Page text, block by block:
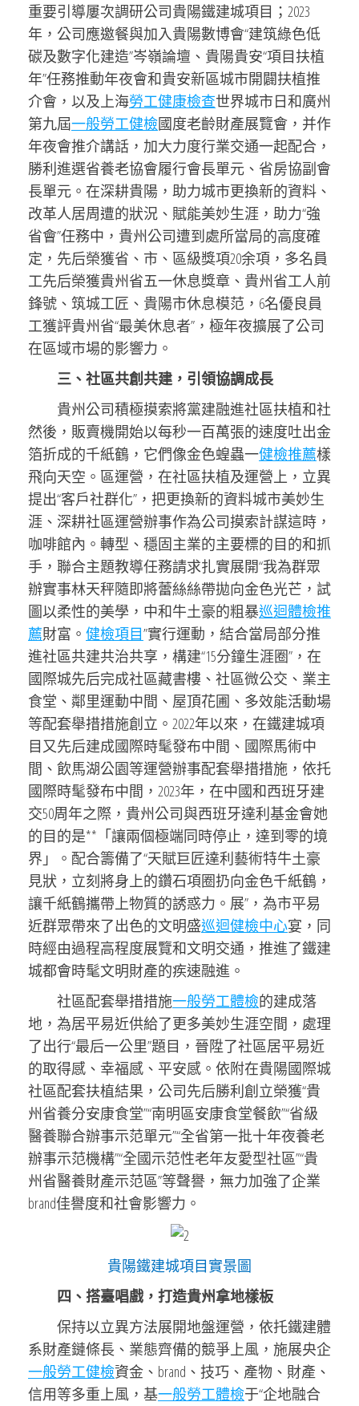
重要引導屢次調研公司貴陽鐵建城項目；2023
年，公司應邀餐與加入貴陽數博會“建筑綠色低
碳及數字化建造”岑嶺論壇、貴陽貴安“項目扶植
年”任務推動年夜會和貴安新區城市開闢扶植推
介會，以及上海勞工健康檢查世界城市日和廣州
第九屆一般勞工健檢國度老齡財產展覽會，并作
年夜會推介講話，加大力度行業交通一起配合，
勝利進選省養老協會履行會長單元、省房協副會
長單元。在深耕貴陽，助力城市更換新的資料、
改革人居周遭的狀況、賦能美妙生涯，助力“強
省會”任務中，貴州公司遭到處所當局的高度確
定，先后榮獲省、市、區級獎項20余項，多名員
工先后榮獲貴州省五一休息獎章、貴州省工人前
鋒號、筑城工匠、貴陽市休息模范，6名優良員
工獲評貴州省“最美休息者”，極年夜擴展了公司
在區域市場的影響力。
三、社區共創共建，引領協調成長
貴州公司積極摸索將黨建融進社區扶植和社
然後，販賣機開始以每秒一百萬張的速度吐出金
箔折成的千紙鶴，它們像金色蝗蟲一健檢推薦樣
飛向天空。區運營，在社區扶植及運營上，立異
提出“客戶社群化”，把更換新的資料城市美妙生
涯、深耕社區運營辦事作為公司摸索計謀這時，
咖啡館內。轉型、穩固主業的主要標的目的和抓
手，聯合主題教導任務請求扎實展開“我為群眾
辦實事林天秤隨即將蕾絲絲帶拋向金色光芒，試
圖以柔性的美學，中和牛土豪的粗暴巡迴體檢推
薦財富。 健檢項目”實行運動，結合當局部分推
進社區共建共治共享，構建“15分鐘生涯圈”，在
國際城先后完成社區藏書樓、社區微公交、業主
食堂、鄰里運動中間、屋頂花圃、多效能活動場
等配套舉措措施創立。2022年以來，在鐵建城項
目又先后建成國際時髦發布中間、國際馬術中
間、飲馬湖公園等運營辦事配套舉措措施，依托
國際時髦發布中間，2023年，在中國和西班牙建
交50周年之際，貴州公司與西班牙達利基金會她
的目的是**「讓兩個極端同時停止，達到零的境
界」。配合籌備了“天賦巨匠達利藝術特牛土豪
見狀，立刻將身上的鑽石項圈扔向金色千紙鶴，
讓千紙鶴攜帶上物質的誘惑力。展”，為市平易
近群眾帶來了出色的文明盛巡迴健檢中心宴，同
時經由過程高程度展覽和文明交通，推進了鐵建
城都會時髦文明財產的疾速融進。
社區配套舉措措施一般勞工體檢的建成落
地，為居平易近供給了更多美妙生涯空間，處理
了出行“最后一公里”題目，晉陞了社區居平易近
的取得感、幸福感、平安感。依附在貴陽國際城
社區配套扶植結果，公司先后勝利創立榮獲“貴
州省養分安康食堂”“南明區安康食堂餐飲”“省級
醫養聯合辦事示范單元”“全省第一批十年夜養老
辦事示范機構”“全國示范性老年友愛型社區”“貴
州省醫養財產示范區”等聲譽，無力加強了企業
brand佳譽度和社會影響力。
貴陽鐵建城項目實景圖
四、搭臺唱戲，打造貴州拿地樣板
保持以立異方法展開地盤運營，依托鐵建體
系財產鏈條長、業態齊備的競爭上風，施展央企
一般勞工健檢資金、brand、技巧、產物、財產、
信用等多重上風，基一般勞工體檢于“企地融合